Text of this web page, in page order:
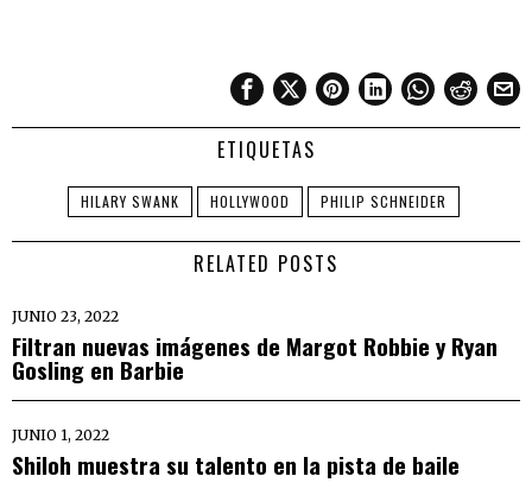
ETIQUETAS
HILARY SWANK HOLLYWOOD PHILIP SCHNEIDER
RELATED POSTS
JUNIO 23, 2022
Filtran nuevas imágenes de Margot Robbie y Ryan
Gosling en Barbie
JUNIO 1, 2022
Shiloh muestra su talento en la pista de baile